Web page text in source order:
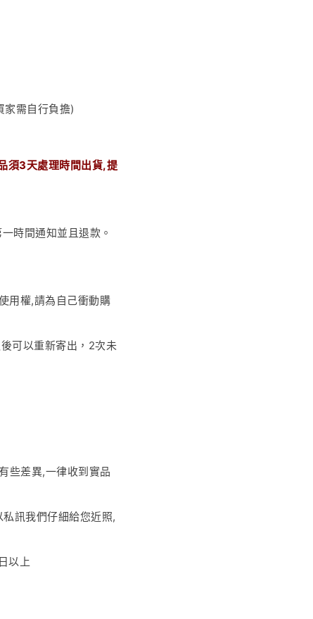
家需自行負擔)
須3天處理時間出貨,提
時間通知並且退款。
用權,請為自己衝動購
可以重新寄出， 2次未
些差異,一律收到實品
訊我們仔細給您近照,
日以上